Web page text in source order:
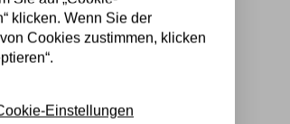
cm
klicken. Wenn Sie der
Cookies zustimmen, klicken
Einstellungen